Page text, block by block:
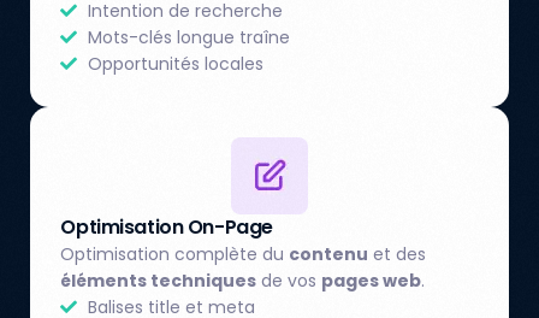
Intention de recherche
Mots-clés longue traîne
Opportunités locales
Optimisation On-Page
Optimisation complète du contenu et des
éléments techniques de vos pages web.
Balises title et meta